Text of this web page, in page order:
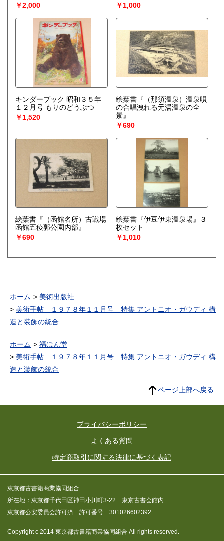
￥2,000
￥1,000
キンダーブック 昭和３５年
１２月号 もりのどうぶつ
￥1,520
絵葉書『（那須温泉）温泉唄
の合唱洩れる元湯温泉の全
景』
￥690
絵葉書『（函館名所）古戦場
函館五稜郭公園内部』
￥690
絵葉書『伊豆伊東温泉場』３
枚セット
￥1,010
ホーム
美術出版社
美術手帖 １９７８年１１月号 特集 アントニオ・ガウディ 構
造と装飾の統合
ホーム
福ほん堂
美術手帖 １９７８年１１月号 特集 アントニオ・ガウディ 構
造と装飾の統合
ページ上部へ戻る
プライバシーポリシー
よくある質問
特定商取引に関する法律に基づく表記
東京都古書籍商業協同組合
所在地：東京都千代田区神田小川町3-22 東京古書会館内
東京都公安委員会許可済 許可番号 301026602392
Copyright c 2014 東京都古書籍商業協同組合 All rights reserved.